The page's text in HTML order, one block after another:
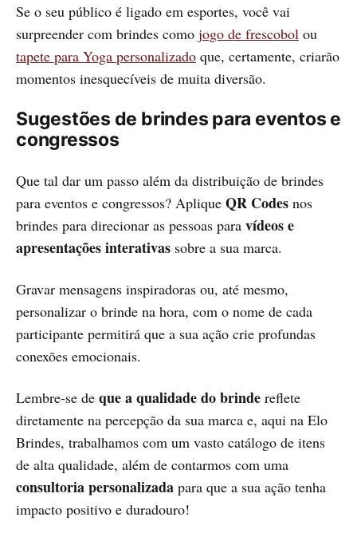
Se o seu público é ligado em esportes, você vai
surpreender com brindes como jogo de frescobol ou
tapete para Yoga personalizado que, certamente, criarão
momentos inesquecíveis de muita diversão.
Sugestões de brindes para eventos e
congressos
Que tal dar um passo além da distribuição de brindes
para eventos e congressos? Aplique QR Codes nos
brindes para direcionar as pessoas para vídeos e
apresentações interativas sobre a sua marca.
Gravar mensagens inspiradoras ou, até mesmo,
personalizar o brinde na hora, com o nome de cada
participante permitirá que a sua ação crie profundas
conexões emocionais.
Lembre-se de que a qualidade do brinde reflete
diretamente na percepção da sua marca e, aqui na Elo
Brindes, trabalhamos com um vasto catálogo de itens
de alta qualidade, além de contarmos com uma
consultoria personalizada para que a sua ação tenha
impacto positivo e duradouro!